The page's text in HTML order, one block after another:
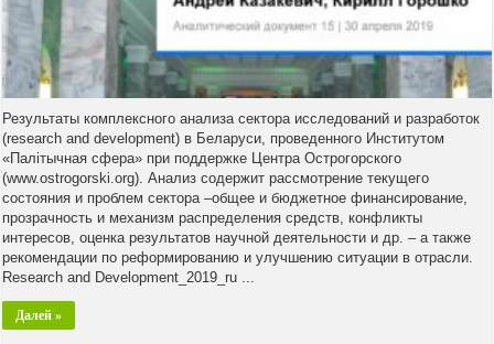
Результаты комплексного анализа сектора исследований и разработок
(research and development) в Беларуси, проведенного Институтом
«Палітычная сфера» при поддержке Центра Острогорского
(www.ostrogorski.org). Анализ содержит рассмотрение текущего
состояния и проблем сектора –общее и бюджетное финансирование,
прозрачность и механизм распределения средств, конфликты
интересов, оценка результатов научной деятельности и др. – а также
рекомендации по реформированию и улучшению ситуации в отрасли.
Research and Development_2019_ru ...
Далей »